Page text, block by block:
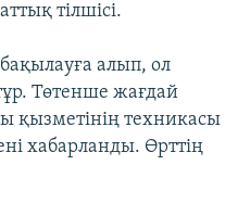
тілшісі.
алып, ол
Төтенше жағдай
қызметінің техникасы
хабарланды. Өрттің